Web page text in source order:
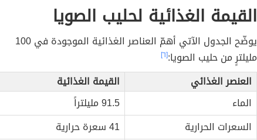
القيمة الغذائية لحليب الصويا
يوضّح الجدول الآتي أهمّ العناصر الغذائية الموجودة في 100
مليلترٍ من حليب الصويا:[٦]
العنصر الغذائي
القيمة الغذائية
الماء
91.5 مليلتراً
السعرات الحرارية
41 سعرة حرارية